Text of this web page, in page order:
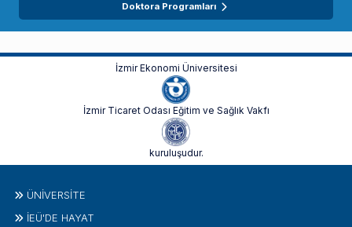
Doktora Programları
İzmir Ekonomi Üniversitesi
İzmir Ticaret Odası Eğitim ve Sağlık Vakfı
kuruluşudur.
ÜNIVERSITE
İEÜ'DE HAYAT